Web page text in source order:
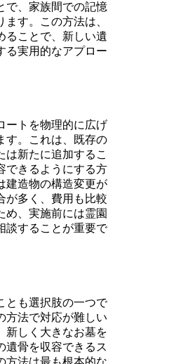
で、家族間での記憶
す。この方法は、
ることで、新しい遺
る実用的なアプロー
ートを物理的に広げ
す。これは、既存の
は新たに追加するこ
できるようにする方
建造物の構造変更が
が多く、費用も比較
め、実施前には霊園
談することが重要で
とも選択肢の一つで
方法で対応が難しい
新しく大きなお墓を
遺骨を収容できるス
方法は最も根本的な